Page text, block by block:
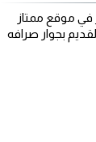
في موقع ممتاز
بجوار صرافه